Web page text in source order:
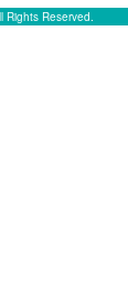
Rights Reserved.